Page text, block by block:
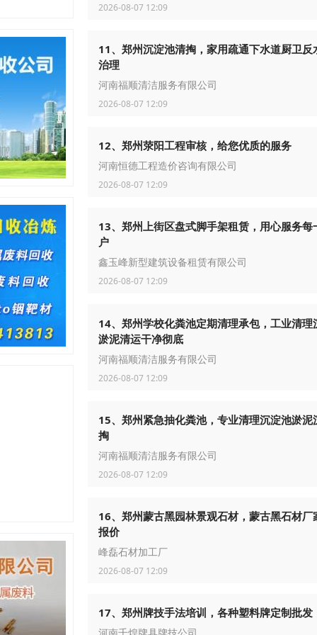
2026-08-07 12:09
11、郑州沉淀池清掏，家用疏通下水道厨卫反
治理
河南福顺清洁服务有限公司
2026-08-07 12:09
12、郑州荥阳工程审核，给您优质的服务
河南恒德工程造价咨询有限公司
2026-08-07 12:09
13、郑州上街区盘式脚手架租赁，用心服务每
户
鑫玉峰新型建筑设备租赁有限公司
2026-08-07 12:09
14、郑州学校化粪池定期清理承包，工业清理
淤泥清运干净彻底
河南福顺清洁服务有限公司
2026-08-07 12:09
15、郑州紧急抽化粪池，专业清理沉淀池淤泥
掏
河南福顺清洁服务有限公司
2026-08-07 12:09
16、郑州蒙古黑园林景观石材，蒙古黑石材厂
报价
峰磊石材加工厂
2026-08-07 12:09
17、郑州牌技手法培训，各种塑料牌定制批发